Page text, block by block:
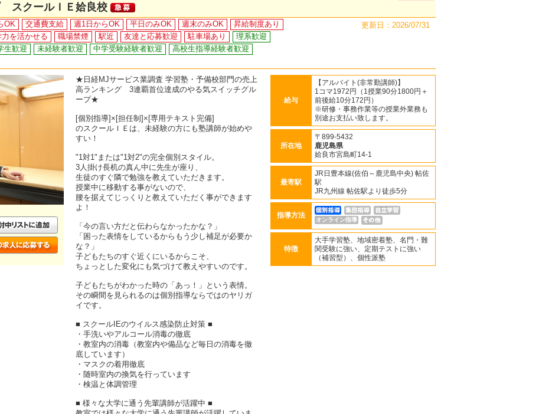
スクールＩＥ姶良校
OK 交通費支給 週1日からOK 平日のみOK 週末のみOK
昇給制度あり
を活かせる 職場禁煙 駅近 友達と応募歓迎 駐車場あり
理系歓迎
生歓迎 未経験者歓迎 中学受験経験者歓迎
高校生指導経験者歓迎
更新日：2026/07/31
★日経MJサービス業調査 学習塾・予備校部門の売上
高ランキング 3連覇首位達成のやる気スイッチグル
ープ★
[個別指導]×[担任制]×[専用テキスト完備]
のスクールＩＥは、未経験の方にも塾講師が始めや
すい！
"1対1"または"1対2"の完全個別スタイル。
3人掛け長机の真ん中に先生が座り、
生徒のすぐ隣で勉強を教えていただきます。
授業中に移動する事がないので、
腰を据えてじっくりと教えていただく事ができます
よ！
「今の言い方だと伝わらなかったかな？」
「困った表情をしているからもう少し補足が必要か
な？」
子どもたちのすぐ近くにいるからこそ、
ちょっとした変化にも気づけて教えやすいのです。
子どもたちがわかった時の「あっ！」という表情。
その瞬間を見られるのは個別指導ならではのヤリガ
イです。
■ スクールIEのウイルス感染防止対策 ■
・手洗いやアルコール消毒の徹底
・教室内の消毒（教室内や備品など毎日の消毒を徹
底しています）
・マスクの着用徹底
・随時室内の換気を行っています
・検温と体調管理
■ 様々な大学に通う先輩講師が活躍中 ■
給与
【アルバイト(非常勤講師)】
1コマ1972円（1授業90分1800円＋
前後給10分172円）
※研修・事務作業等の授業外業務も
別途お支払い致します。
所在地
〒899-5432
鹿児島県
姶良市宮島町14-1
最寄駅
JR日豊本線(佐伯～鹿児島中央) 帖佐
駅
JR九州線 帖佐駅より徒歩5分
指導方法
オンライン指導
特徴
大手学習塾、地域密着塾、名門・難
関受験に強い、定期テストに強い
（補習型）、個性派塾